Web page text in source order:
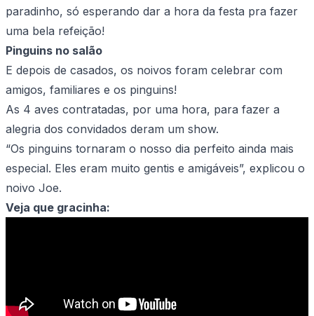
paradinho, só esperando dar a hora da festa pra fazer
uma bela refeição!
Pinguins no salão
E depois de casados, os noivos foram celebrar com
amigos, familiares e os pinguins!
As 4 aves contratadas, por uma hora, para fazer a
alegria dos convidados deram um show.
“Os pinguins tornaram o nosso dia perfeito ainda mais
especial. Eles eram muito gentis e amigáveis”, explicou o
noivo Joe.
Veja que gracinha: